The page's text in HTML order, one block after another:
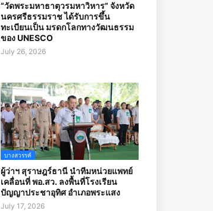
“วัดพระมหาธาตุวรมหาวิหาร” จังหวัด
นครศรีธรรมราช ได้รับการขึ้น
ทะเบียนเป็น มรดกโลกทางวัฒนธรรม
ของ UNESCO
July 26, 2026
บางสวรรค์
ผู้ว่าฯ สุราษฎร์ธานี นำทีมหน่วยแพทย์
เคลื่อนที่ พอ.สว. ลงพื้นที่โรงเรียน
ปัญญาประชาอุทิศ อำเภอพระแสง
July 17, 2026